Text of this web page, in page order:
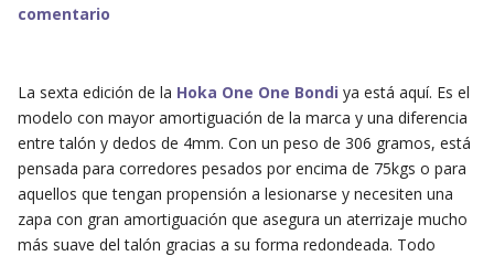
comentario
La sexta edición de la Hoka One One Bondi ya está aquí. Es el
modelo con mayor amortiguación de la marca y una diferencia
entre talón y dedos de 4mm. Con un peso de 306 gramos, está
pensada para corredores pesados por encima de 75kgs o para
aquellos que tengan propensión a lesionarse y necesiten una
zapa con gran amortiguación que asegura un aterrizaje mucho
más suave del talón gracias a su forma redondeada. Todo